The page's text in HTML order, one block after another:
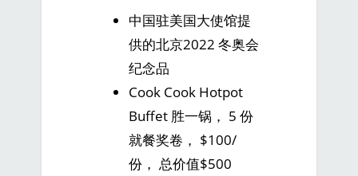
中国驻美国大使馆提
供的北京2022 冬奥会
纪念品
Cook Cook Hotpot
Buffet 胜一锅， 5 份
就餐奖卷， $100/
份， 总价值$500